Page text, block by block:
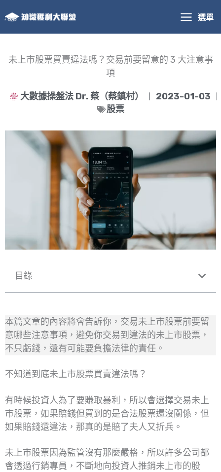
至
主
選單
未上市股票買賣違法嗎？交易前要留意的 3 大注意事
項
大數據操盤法 Dr. 蔡（蔡鎮村）
2023-01-03
股票
目錄
本篇文章的內容將會告訴你，交易未上市股票前要留
意哪些注意事項，避免你交易到違法的未上市股票，
不只虧錢，還有可能要負擔法律的責任。
不知道到底未上市股票買賣違法嗎？
有時候投資人為了要賺取暴利，所以會選擇交易未上
市股票，如果賠錢但買到的是合法股票還沒關係，但
如果賠錢還違法，那真的是賠了夫人又折兵。
未上市股票因為監管沒有那麼嚴格，所以許多公司都
會透過行銷專員，不斷地向投資人推銷未上市的股